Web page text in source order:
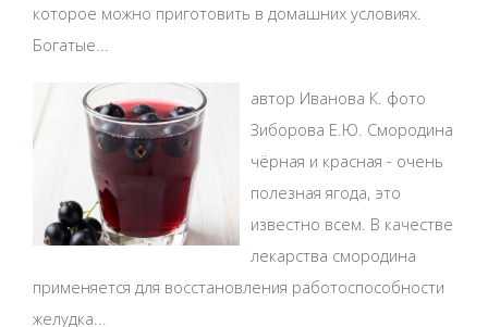
которое можно приготовить в домашних условиях.
Богатые...
автор Иванова К. фото
Зиборова Е.Ю. Смородина
чёрная и красная - очень
полезная ягода, это
известно всем. В качестве
лекарства смородина
применяется для восстановления работоспособности
желудка...